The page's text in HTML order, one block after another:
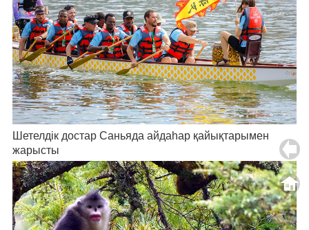
Шетелдік достар Саньяда айдаһар қайықтарымен
жарысты